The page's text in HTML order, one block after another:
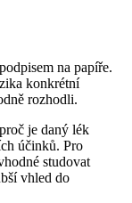
na papíře.
konkrétní
rozhodli.
je daný lék
účinků. Pro
studovat
vhled do